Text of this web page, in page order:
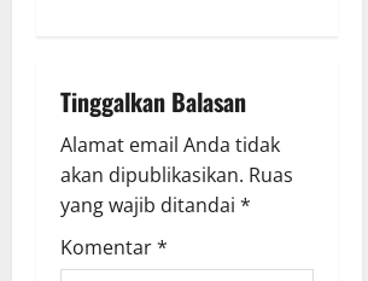
v
i
g
a
Tinggalkan Balasan
Alamat email Anda tidak
akan dipublikasikan. Ruas
yang wajib ditandai *
Komentar*